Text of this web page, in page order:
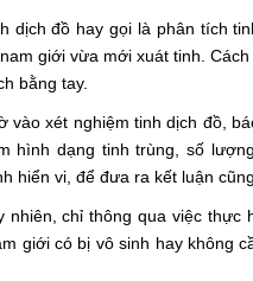
đồ hay gọi là phân tích
giới vừa mới xuát tinh.
bằng tay.
xét nghiệm tinh dịch đồ,
hình dạng tinh trùng, số
hiển vi, để đưa ra kết luận
chỉ thông qua việc thực
giới có bị vô sinh hay không